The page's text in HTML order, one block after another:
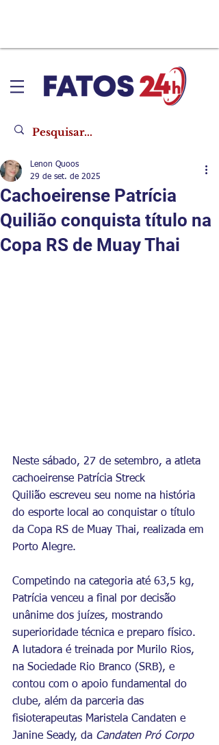
Cachoeirense Patrícia
Quilião conquista título na
Copa RS de Muay Thai
Lenon Quoos
29 de set. de 2025
Neste sábado, 27 de setembro, a atleta
cachoeirense Patrícia Streck
Quilião escreveu seu nome na história
do esporte local ao conquistar o título
da Copa RS de Muay Thai, realizada em
Porto Alegre.
Competindo na categoria até 63,5 kg,
Patrícia venceu a final por decisão
unânime dos juízes, mostrando
superioridade técnica e preparo físico.
A lutadora é treinada por Murilo Rios,
na Sociedade Rio Branco (SRB), e
contou com o apoio fundamental do
clube, além da parceria das
fisioterapeutas Maristela Candaten e
Janine Seady, da Candaten Pró Corpo